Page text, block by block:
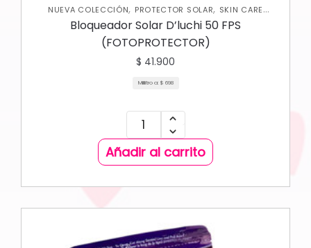
NUEVA COLECCIÓN, PROTECTOR SOLAR, SKIN CARE
CORPORAL, SKIN CARE FACIAL
Bloqueador Solar D’luchi 50 FPS
(FOTOPROTECTOR)
$ 41.900
Mililitro a: $ 698
Añadir al carrito